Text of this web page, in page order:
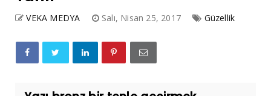
VEKA MEDYA Salı, Nisan 25, 2017 Güzellik